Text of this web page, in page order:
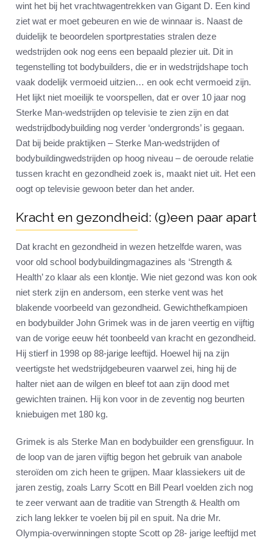
wint het bij het vrachtwagentrekken van Gigant D. Een kind
ziet wat er moet gebeuren en wie de winnaar is. Naast de
duidelijk te beoordelen sportprestaties stralen deze
wedstrijden ook nog eens een bepaald plezier uit. Dit in
tegenstelling tot bodybuilders, die er in wedstrijdshape toch
vaak dodelijk vermoeid uitzien… en ook echt vermoeid zijn.
Het lijkt niet moeilijk te voorspellen, dat er over 10 jaar nog
Sterke Man-wedstrijden op televisie te zien zijn en dat
wedstrijdbodybuilding nog verder ‘ondergronds’ is gegaan.
Dat bij beide praktijken – Sterke Man-wedstrijden of
bodybuildingwedstrijden op hoog niveau – de oeroude relatie
tussen kracht en gezondheid zoek is, maakt niet uit. Het een
oogt op televisie gewoon beter dan het ander.
Kracht en gezondheid: (g)een paar apart
Dat kracht en gezondheid in wezen hetzelfde waren, was
voor old school bodybuildingmagazines als ‘Strength &
Health’ zo klaar als een klontje. Wie niet gezond was kon ook
niet sterk zijn en andersom, een sterke vent was het
blakende voorbeeld van gezondheid. Gewichthefkampioen
en bodybuilder John Grimek was in de jaren veertig en vijftig
van de vorige eeuw hét toonbeeld van kracht en gezondheid.
Hij stierf in 1998 op 88-jarige leeftijd. Hoewel hij na zijn
veertigste het wedstrijdgebeuren vaarwel zei, hing hij de
halter niet aan de wilgen en bleef tot aan zijn dood met
gewichten trainen. Hij kon voor in de zeventig nog beurten
kniebuigen met 180 kg.
Grimek is als Sterke Man en bodybuilder een grensfiguur. In
de loop van de jaren vijftig begon het gebruik van anabole
steroïden om zich heen te grijpen. Maar klassiekers uit de
jaren zestig, zoals Larry Scott en Bill Pearl voelden zich nog
te zeer verwant aan de traditie van Strength & Health om
zich lang lekker te voelen bij pil en spuit. Na drie Mr.
Olympia-overwinningen stopte Scott op 28- jarige leeftijd met